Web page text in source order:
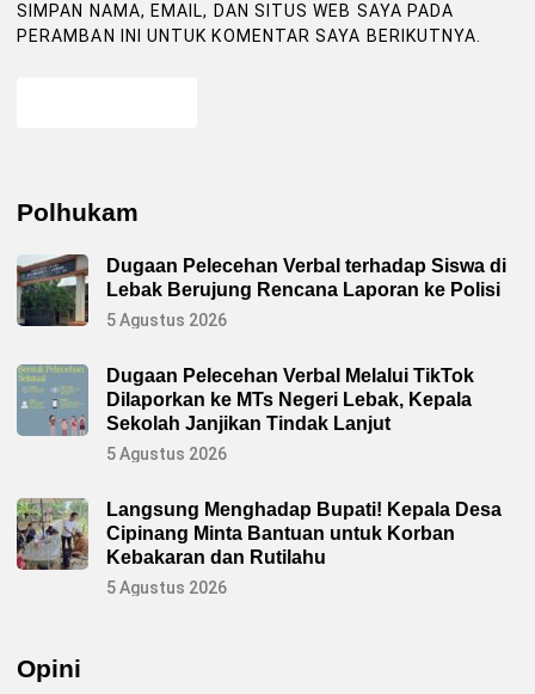
SIMPAN NAMA, EMAIL, DAN SITUS WEB SAYA PADA
PERAMBAN INI UNTUK KOMENTAR SAYA BERIKUTNYA.
Polhukam
Dugaan Pelecehan Verbal terhadap Siswa di
Lebak Berujung Rencana Laporan ke Polisi
5 Agustus 2026
Dugaan Pelecehan Verbal Melalui TikTok
Dilaporkan ke MTs Negeri Lebak, Kepala
Sekolah Janjikan Tindak Lanjut
5 Agustus 2026
Langsung Menghadap Bupati! Kepala Desa
Cipinang Minta Bantuan untuk Korban
Kebakaran dan Rutilahu
5 Agustus 2026
Opini